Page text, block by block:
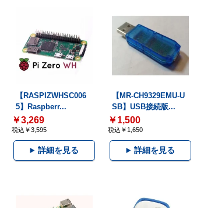
【RASPIZWHSC006
5】Raspberr...
￥3,269
税込￥3,595
詳細を見る
【MR-CH9329EMU-U
SB】USB接続版...
￥1,500
税込￥1,650
詳細を見る